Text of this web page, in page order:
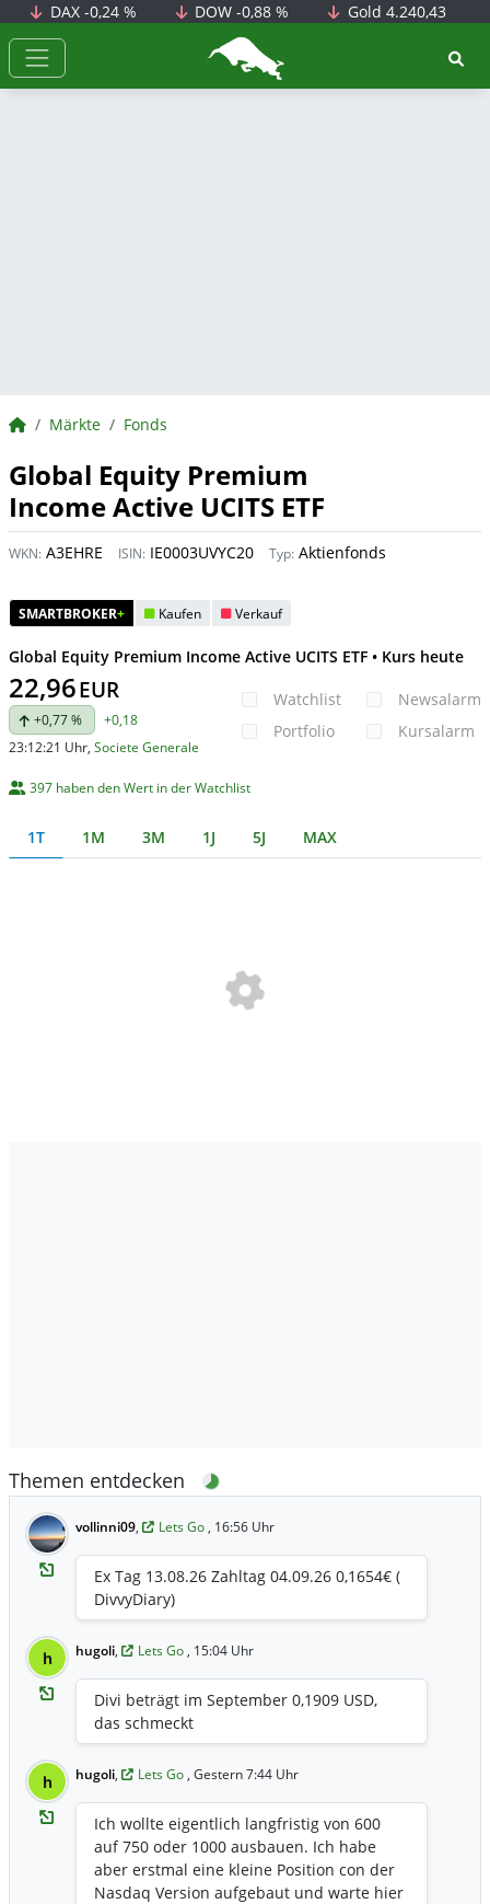
DAX -0,24 % DOW-0,88 % Gold 4.240,43
BörsenNEWS.de
BörsenNEWS.de
Märkte Fonds
Global Equity Premium
Income Active UCITS ETF
WKN: A3EHRE ISIN: IE0003UVYC20 Typ: Aktienfonds
SMARTBROKER+ Kaufen Verkauf
Global Equity Premium Income Active UCITS ETF • Kurs heute
22,96EUR
+0,77 %
+0,18
23:12:21 Uhr, Societe Generale
Watchlist
Portfolio
Newsalarm
Kursalarm
397 haben den Wert in der Watchlist
1T 1M 3M 1J 5J MAX
Themen entdecken
vollinni09, Lets Go , 16:56 Uhr
Ex Tag 13.08.26 Zahltag 04.09.26 0,1654€ (
DivvyDiary)
h hugoli, Lets Go , 15:04 Uhr
Divi beträgt im September 0,1909 USD,
das schmeckt
h hugoli, Lets Go , Gestern 7:44 Uhr
Ich wollte eigentlich langfristig von 600
auf 750 oder 1000 ausbauen. Ich habe
aber erstmal eine kleine Position con der
Nasdaq Version aufgebaut und warte hier